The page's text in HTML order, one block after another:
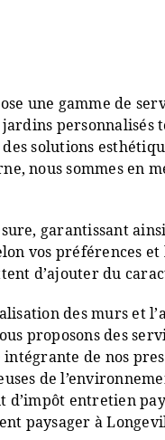
une gamme de
solutions
nous sommes en
garantissant
vos préférences
d’ajouter du
des murs et
des
de nos
de
entretien
paysager à